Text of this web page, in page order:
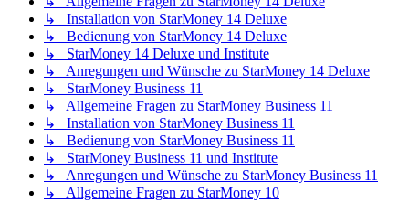
↳ Installation von StarMoney 14 Deluxe
↳ Bedienung von StarMoney 14 Deluxe
↳ StarMoney 14 Deluxe und Institute
↳ Anregungen und Wünsche zu StarMoney 14 Deluxe
↳ StarMoney Business 11
↳ Allgemeine Fragen zu StarMoney Business 11
↳ Installation von StarMoney Business 11
↳ Bedienung von StarMoney Business 11
↳ StarMoney Business 11 und Institute
↳ Anregungen und Wünsche zu StarMoney Business 11
↳ Allgemeine Fragen zu StarMoney 10